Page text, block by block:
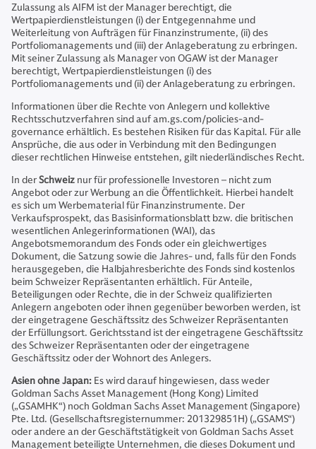
Zulassung als AIFM ist der Manager berechtigt, die
Wertpapierdienstleistungen (i) der Entgegennahme und
Weiterleitung von Aufträgen für Finanzinstrumente, (ii) des
Portfoliomanagements und (iii) der Anlageberatung zu erbringen.
Mit seiner Zulassung als Manager von OGAW ist der Manager
berechtigt, Wertpapierdienstleistungen (i) des
Portfoliomanagements und (ii) der Anlageberatung zu erbringen.
Informationen über die Rechte von Anlegern und kollektive
Rechtsschutzverfahren sind auf am.gs.com/policies-and-
governance erhältlich. Es bestehen Risiken für das Kapital. Für alle
Ansprüche, die aus oder in Verbindung mit den Bedingungen
dieser rechtlichen Hinweise entstehen, gilt niederländisches Recht.
In derSchweiz nur für professionelle Investoren – nicht zum
Angebot oder zur Werbung an die Öffentlichkeit. Hierbei handelt
es sich um Werbematerial für Finanzinstrumente. Der
Verkaufsprospekt, das Basisinformationsblatt bzw. die britischen
wesentlichen Anlegerinformationen (WAI), das
Angebotsmemorandum des Fonds oder ein gleichwertiges
Dokument, die Satzung sowie die Jahres- und, falls für den Fonds
herausgegeben, die Halbjahresberichte des Fonds sind kostenlos
beim Schweizer Repräsentanten erhältlich. Für Anteile,
Beteiligungen oder Rechte, die in der Schweiz qualifizierten
Anlegern angeboten oder ihnen gegenüber beworben werden, ist
der eingetragene Geschäftssitz des Schweizer Repräsentanten
der Erfüllungsort. Gerichtsstand ist der eingetragene Geschäftssitz
des Schweizer Repräsentanten oder der eingetragene
Geschäftssitz oder der Wohnort des Anlegers.
Asien ohne Japan: Es wird darauf hingewiesen, dass weder
Goldman Sachs Asset Management (Hong Kong) Limited
(„GSAMHK“) noch Goldman Sachs Asset Management (Singapore)
Pte. Ltd. (Gesellschaftsregisternummer: 201329851H) („GSAMS“)
oder andere an der Geschäftstätigkeit von Goldman Sachs Asset
Management beteiligte Unternehmen, die dieses Dokument und